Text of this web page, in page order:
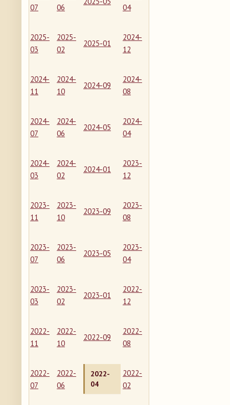
07
06
04
2025-
03
2025-
02
2025-01
2024-
12
2024-
11
2024-
10
2024-09
2024-
08
2024-
07
2024-
06
2024-05
2024-
04
2024-
03
2024-
02
2024-01
2023-
12
2023-
11
2023-
10
2023-09
2023-
08
2023-
07
2023-
06
2023-05
2023-
04
2023-
03
2023-
02
2023-01
2022-
12
2022-
11
2022-
10
2022-09
2022-
08
2022-
07
2022-
06
2022-
04
2022-
02